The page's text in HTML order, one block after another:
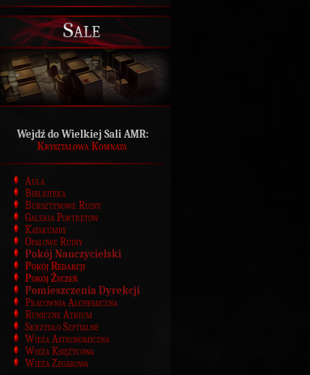
Sale
Wejdź do Wielkiej Sali AMR:
Kryształowa Komnata
Aula
Biblioteka
Bursztynowe Ruiny
Galeria Portretów
Katakumby
Opalowe Ruiny
Pokój Nauczycielski
Pokój Redakcji
Pokój Życzeń
Pomieszczenia Dyrekcji
Pracownia Alchemiczna
Runiczne Atrium
Skrzydło Szpitalne
Wieża Astronomiczna
Wieża Księżycowa
Wieża Zegarowa